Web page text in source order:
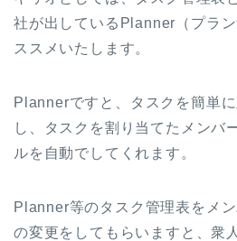
社が出しているPlanner（プラ
ススメいたします。
Plannerですと、タスクを簡単
し、タスクを割り当てたメンバ
ルを自動でしてくれます。
Planner等のタスク管理表をメ
の変更をしてもらいますと、衆